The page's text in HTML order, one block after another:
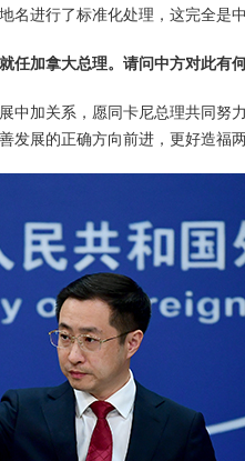
进行了标准化处理，这完全是
任加拿大总理。请问中方对此有
中加关系，愿同卡尼总理共同努
展的正确方向前进，更好造福两